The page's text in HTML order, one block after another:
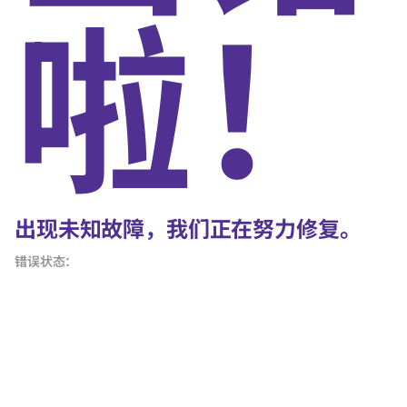
啦！
出现未知故障，我们正在努力修复。
错误状态：